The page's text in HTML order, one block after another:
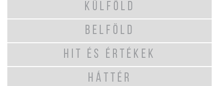
KÜLFÖLD
BELFÖLD
HIT ÉS ÉRTÉKEK
HÁTTÉR